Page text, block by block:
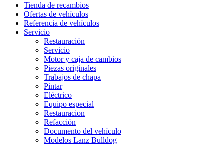
Tienda de recambios
Ofertas de vehículos
Referencia de vehículos
Servicio
Restauración
Servicio
Motor y caja de cambios
Piezas originales
Trabajos de chapa
Pintar
Eléctrico
Equipo especial
Restauracion
Refacción
Documento del vehículo
Modelos Lanz Bulldog